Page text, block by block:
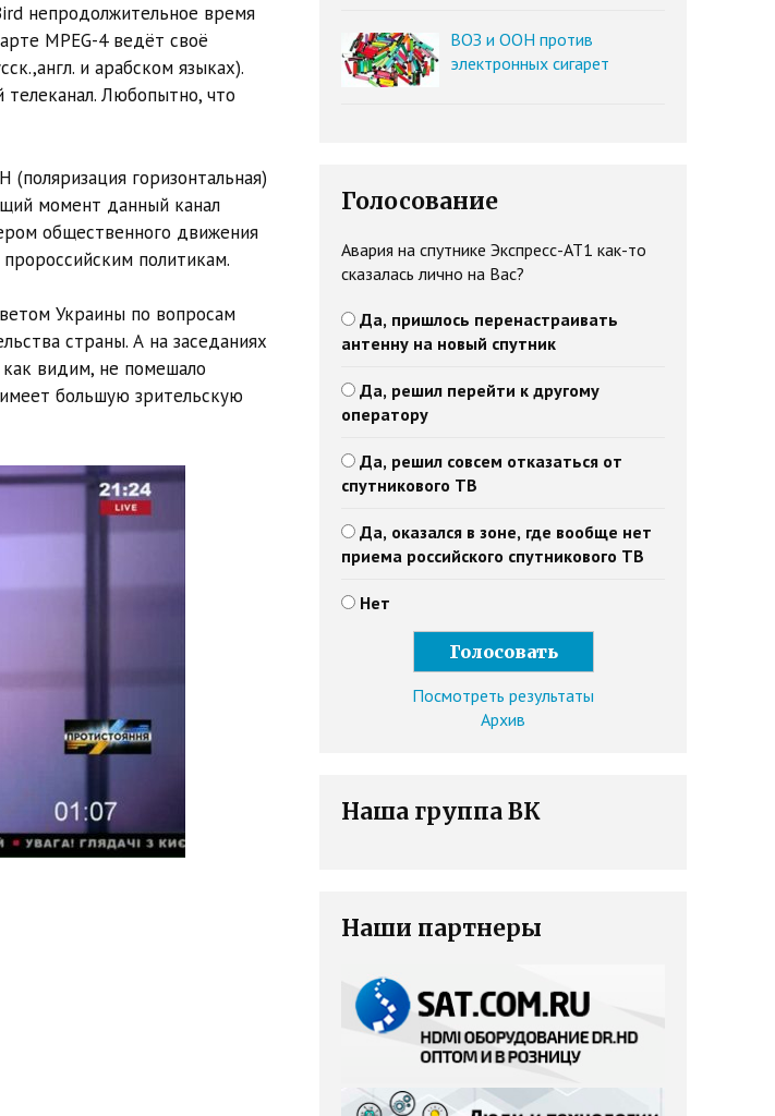
непродолжительное время
MPEG-4 ведёт своё
и арабском языках).
Любопытно, что
горизонтальная)
момент данный канал
общественного движения
политикам.
Украины по вопросам
страны. А на заседаниях
видим, не помешало
большую зрительскую
ВОЗ и ООН против
электронных сигарет
Голосование
Авария на спутнике Экспресс-АТ1 как-то
сказалась лично на Вас?
Да, пришлось перенастраивать
антенну на новый спутник
Да, решил перейти к другому
оператору
Да, решил совсем отказаться от
спутникового ТВ
Да, оказался в зоне, где вообще нет
приема российского спутникового ТВ
Нет
Посмотреть результаты
Архив
Наша группа ВК
Наши партнеры